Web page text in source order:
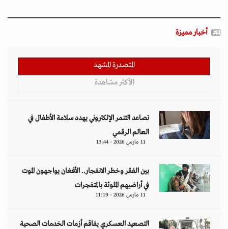
أخبار مميزة
المتصدرة المشهد
الأكثر مشاهدة
تصاعد التنمر الإلكتروني يهدد سلامة الأطفال في
العالم الرقمي
11 مارس 2026 - 13:44
بين الفقر وخطر الانفجار.. الأفغان يواجهون الموت
في أراضيهم الملوثة بالمتفجرات
11 مارس 2026 - 11:19
التصعيد العسكري يفاقم أزمات الخدمات الصحية